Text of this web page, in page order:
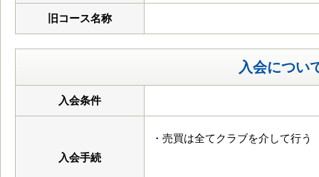
旧コース名称
入会につい
入会条件
入会手続
・売買は全てクラブを介して行う